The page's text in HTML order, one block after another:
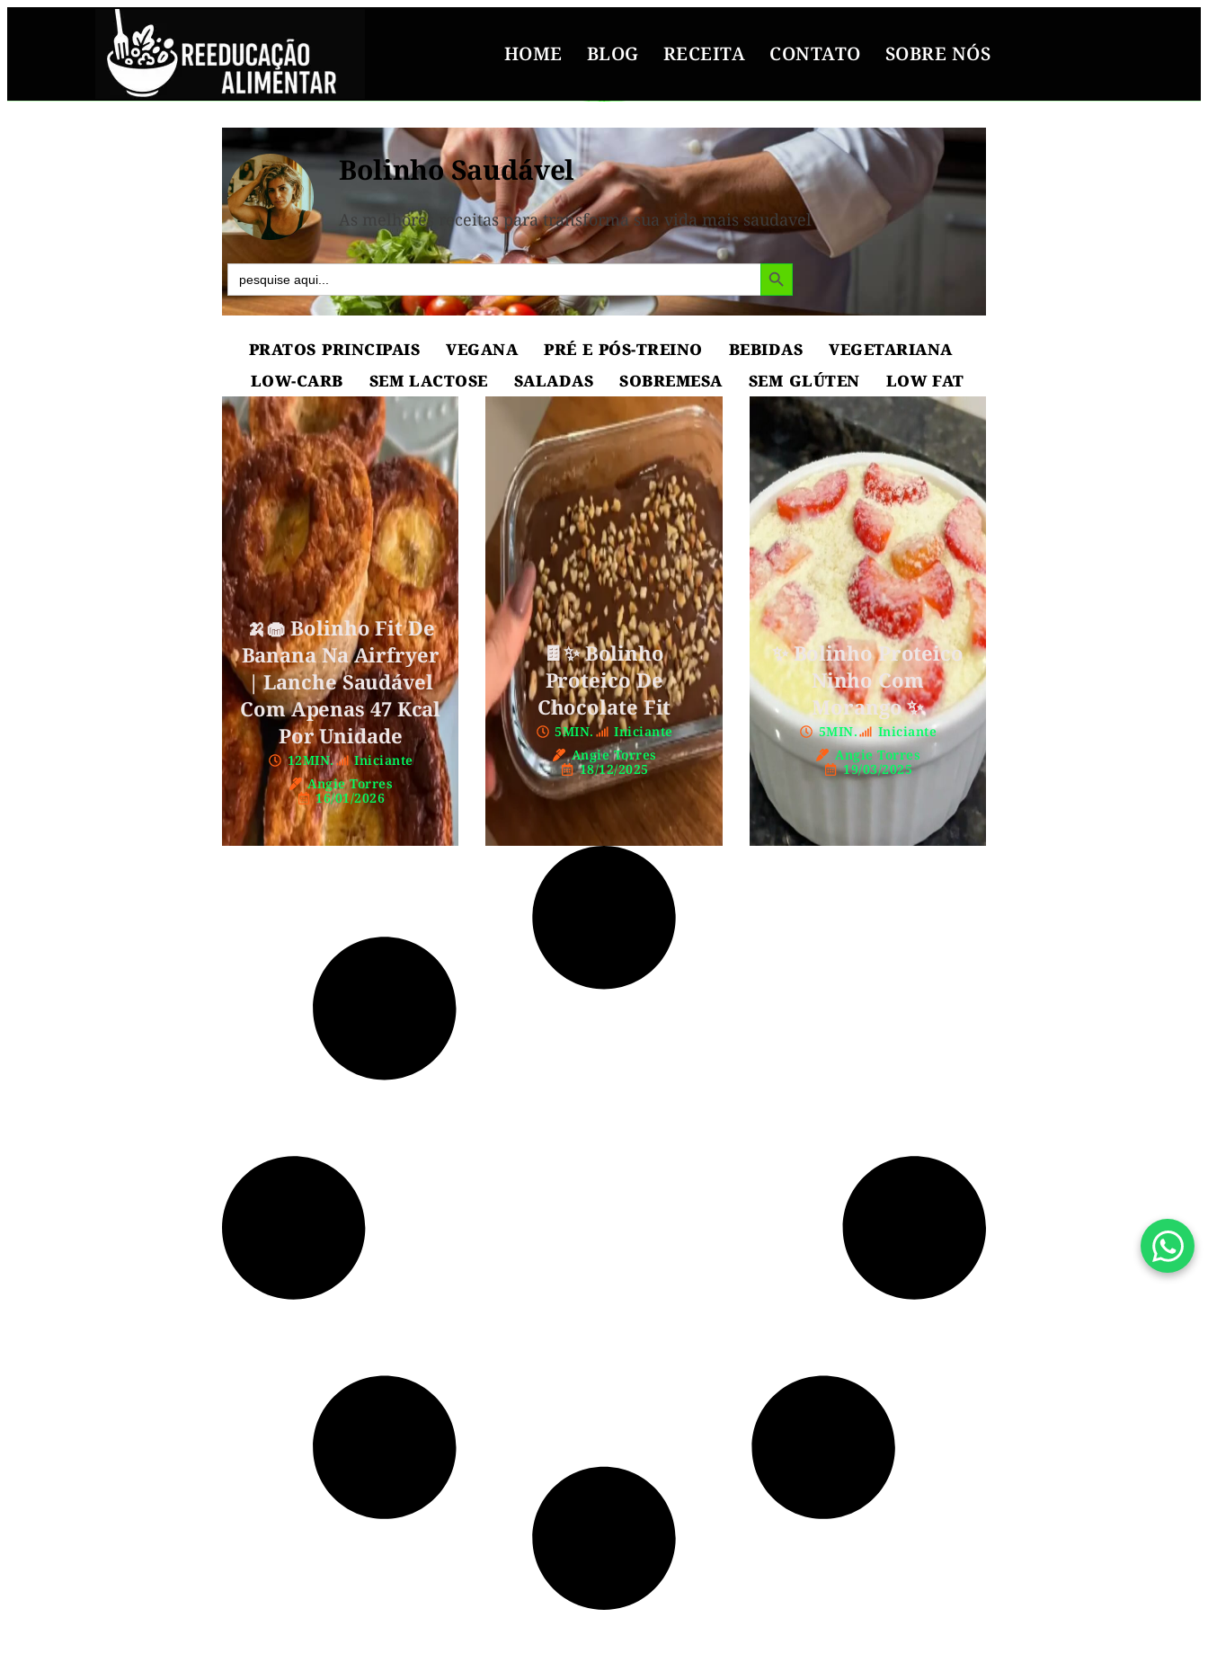
HOME BLOG RECEITA CONTATO SOBRE NÓS
Bolinho Saudável
As melhores receitas para transforma sua vida mais saudavel
Search
for:
Search Button
PRATOS PRINCIPAIS VEGANA PRÉ E PÓS-TREINO BEBIDAS
VEGETARIANA
LOW-CARB
SEM LACTOSE SALADAS SOBREMESA SEM GLÚTEN LOW FAT
🍌🧁 Bolinho Fit De
Banana Na Airfryer
| Lanche Saudável
Com Apenas 47 Kcal
Por Unidade
12MIN.
Iniciante
Angie Torres
16/01/2026
🍫✨ Bolinho
Proteico De
Chocolate Fit
5MIN.
Iniciante
Angie Torres
18/12/2025
✨ Bolinho Proteico
Ninho Com
Morango ✨
5MIN.
Iniciante
Angie Torres
19/03/2025